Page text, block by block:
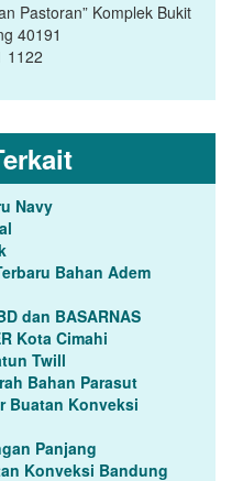
Pastoran” Komplek Bukit
40191
1122
Navy
Bahan Adem
dan BASARNAS
Kota Cimahi
Twill
Bahan Parasut
Buatan Konveksi
Panjang
Konveksi Bandung